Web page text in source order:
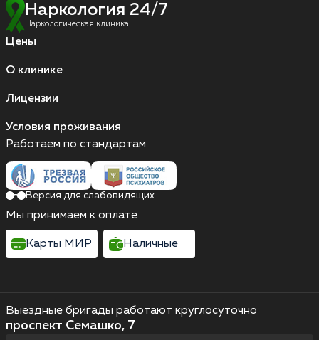
Наркология 24/7
Наркологическая клиника
Цены
О клинике
Лицензии
Условия проживания
Выездные бригады работают круглосуточно
проспект Семашко, 7
Работаем по стандартам
Версия для слабовидящих
Мы принимаем к оплате
Карты МИР Наличные